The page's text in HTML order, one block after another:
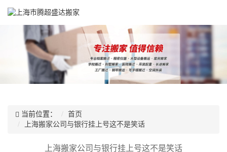
当前位置：
首页
上海搬家公司与银行挂上号这不是笑话
上海搬家公司与银行挂上号这不是笑话